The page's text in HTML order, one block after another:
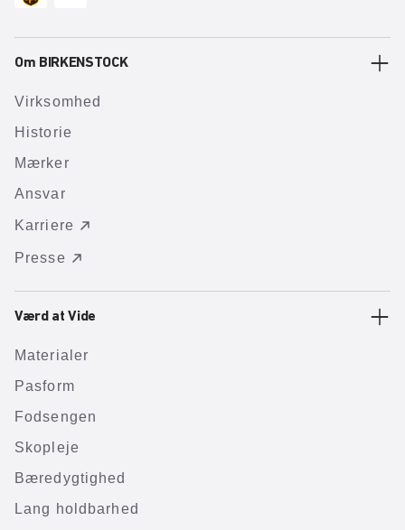
Om BIRKENSTOCK
Virksomhed
Historie
Mærker
Ansvar
Karriere
Presse
Værd at Vide
Materialer
Pasform
Fodsengen
Skopleje
Bæredygtighed
Lang holdbarhed